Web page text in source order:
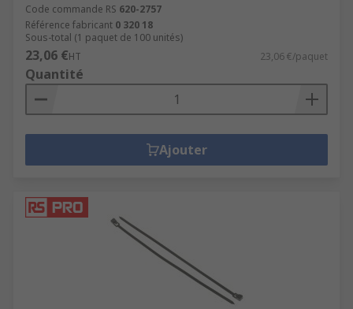
Code commande RS 620-2757
Référence fabricant 0 320 18
Sous-total (1 paquet de 100 unités)
23,06 €HT 23,06 €/paquet
Quantité
Ajouter